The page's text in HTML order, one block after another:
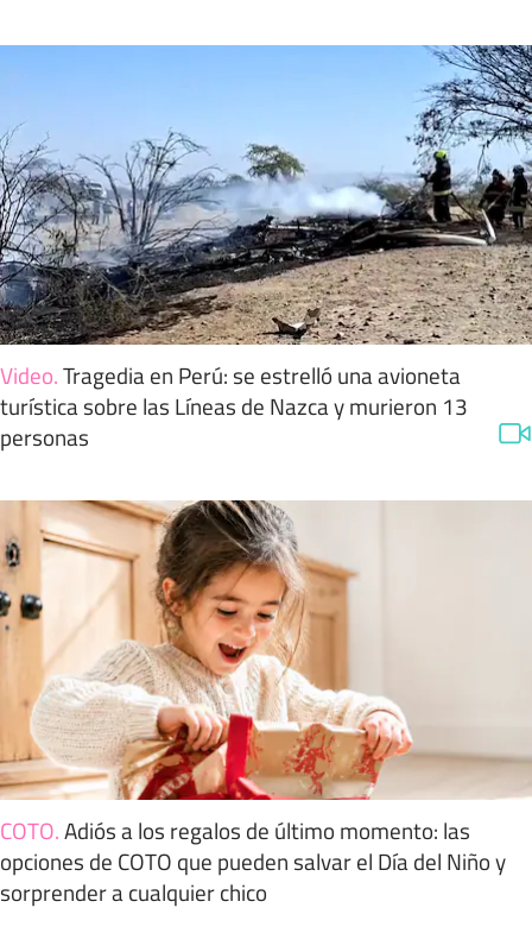
Video.Tragedia en Perú: se estrelló una avioneta
turística sobre las Líneas de Nazca y murieron 13
personas
COTO.Adiós a los regalos de último momento: las
opciones de COTO que pueden salvar el Día del Niño y
sorprender a cualquier chico